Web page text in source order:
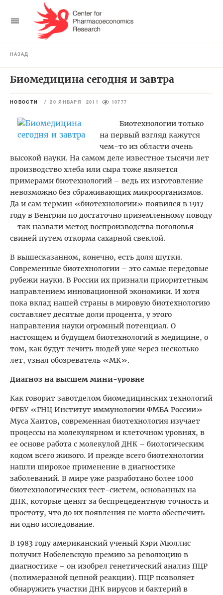
НАЗАД
Биомедицина сегодня и завтра
НОВОСТИ / 20 ЯНВАРЯ 2011 10777
Биотехнологии только
на первый взгляд кажутся
чем-то из области очень
высокой науки. На самом деле известное тысячи лет
производство хлеба или сыра тоже является
примерами биотехнологий – ведь их изготовление
невозможно без сбраживающих микроорганизмов.
Да и сам термин «биотехнологии» появился в 1917
году в Венгрии по достаточно приземленному поводу
– так назвали метод воспроизводства поголовья
свиней путем откорма сахарной свеклой.
В вышесказанном, конечно, есть доля шутки.
Современные биотехнологии – это самые передовые
рубежи науки. В России их признали приоритетным
направлением инновационной экономики. И хотя
пока вклад нашей страны в мировую биотехнологию
составляет десятые доли процента, у этого
направления науки огромный потенциал. О
настоящем и будущем биотехнологий в медицине, о
том, как будут лечить людей уже через несколько
лет, узнал обозреватель «МК».
Диагноз на высшем мини-уровне
Как говорит завотделом биомедицинских технологий
ФГБУ «ГНЦ Институт иммунологии ФМБА России»
Муса Хаитов, современная биотехнология изучает
процессы на молекулярном и клеточном уровнях, в
ее основе работа с молекулой ДНК – биологическим
кодом всего живого. И прежде всего биотехнологии
нашли широкое применение в диагностике
заболеваний. В мире уже разработано более 1000
биотехнологических тест-систем, основанных на
ДНК, которые ценят за беспрецедентную точность и
простоту, что до их появления не могло обеспечить
ни одно исследование.
В 1983 году американский ученый Кэри Мюллис
получил Нобелевскую премию за революцию в
диагностике – он изобрел генетический анализ ПЦР
(полимеразной цепной реакции). ПЦР позволяет
обнаружить участки ДНК вирусов и бактерий в